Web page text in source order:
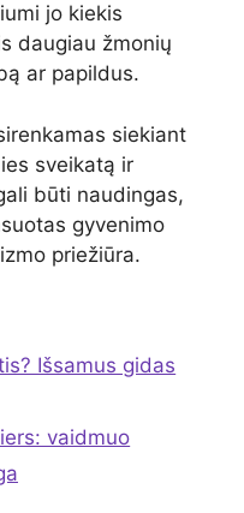
jo kiekis
daugiau žmonių
ar papildus.
siekiant
sveikatą ir
būti naudingas,
gyvenimo
priežiūra.
Išsamus gidas
vaidmuo